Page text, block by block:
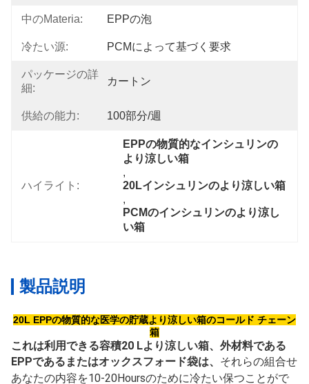
中のmateria: EPPの泡
冷たい源: PCMによって基づく要求
パッケージの詳
細:
カートン
供給の能力: 100部分/週
ハイライト:
EPPの物質的なインシュリンの
より涼しい箱
,
20Lインシュリンのより涼しい箱
,
PCMのインシュリンのより涼し
い箱
製品説明
20L EPPの物質的な医学の貯蔵より涼しい箱のコールド チェーン
箱
これは利用できる容積20 Lより涼しい箱、外材料である
EPPであるまたはオックスフォード袋は、 それらの組合せ
あなたの内容を10-20Hoursのために冷たい保つことがで